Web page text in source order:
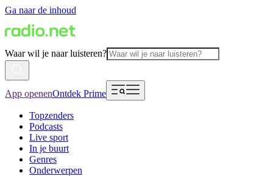
Ga naar de inhoud
Waar wil je naar luisteren?
App openenOntdek Prime
Topzenders
Podcasts
Live sport
In je buurt
Genres
Onderwerpen